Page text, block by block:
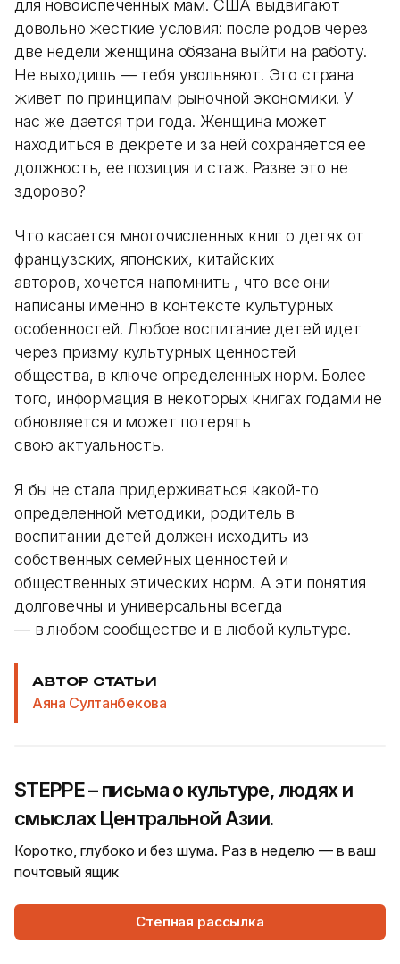
для новоиспеченных мам. США выдвигают
довольно жесткие условия: после родов через
две недели женщина обязана выйти на работу.
Не выходишь — тебя увольняют. Это страна
живет по принципам рыночной экономики. У
нас же дается три года. Женщина может
находиться в декрете и за ней сохраняется ее
должность, ее позиция и стаж. Разве это не
здорово?
Что касается многочисленных книг о детях от
французских, японских, китайских
авторов, хочется напомнить , что все они
написаны именно в контексте культурных
особенностей. Любое воспитание детей идет
через призму культурных ценностей
общества, в ключе определенных норм. Более
того, информация в некоторых книгах годами не
обновляется и может потерять
свою актуальность.
Я бы не стала придерживаться какой-то
определенной методики, родитель в
воспитании детей должен исходить из
собственных семейных ценностей и
общественных этических норм. А эти понятия
долговечны и универсальны всегда
— в любом сообществе и в любой культуре.
АВТОР СТАТЬИ
Аяна Султанбекова
STEPPE – письма о культуре, людях и
смыслах Центральной Азии.
Коротко, глубоко и без шума. Раз в неделю — в ваш
почтовый ящик
Степная рассылка